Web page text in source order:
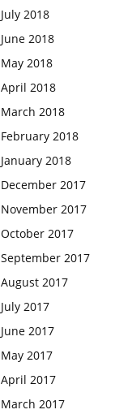
July 2018
June 2018
May 2018
April 2018
March 2018
February 2018
January 2018
December 2017
November 2017
October 2017
September 2017
August 2017
July 2017
June 2017
May 2017
April 2017
March 2017